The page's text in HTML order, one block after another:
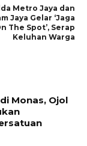
Metro Jaya dan
Jaya Gelar ‘Jaga
The Spot’, Serap
Keluhan Warga
Monas, Ojol